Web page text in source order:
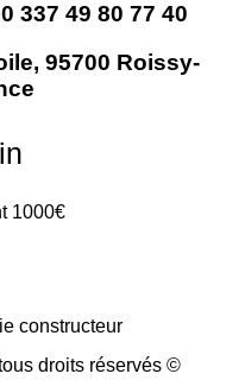
337 49 80 77 40
95700 Roissy-
1000€
constructeur
droits réservés ©